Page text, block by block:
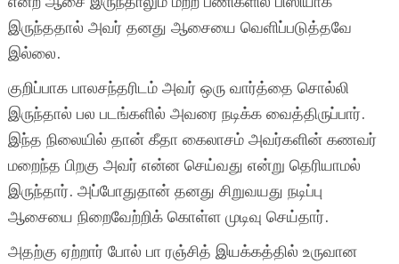
இருந்ததால் அவர் தனது ஆசையை வெளிப்படுத்தவே
இல்லை.
குறிப்பாக பாலசந்தரிடம் அவர் ஒரு வார்த்தை சொல்லி
இருந்தால் பல படங்களில் அவரை நடிக்க வைத்திருப்பார்.
இந்த நிலையில் தான் கீதா கைலாசம் அவர்களின் கணவர்
மறைந்த பிறகு அவர் என்ன செய்வது என்று தெரியாமல்
இருந்தார். அப்போதுதான் தனது சிறுவயது நடிப்பு
ஆசையை நிறைவேற்றிக் கொள்ள முடிவு செய்தார்.
அதற்கு ஏற்றார் போல் பா ரஞ்சித் இயக்கத்தில் உருவான